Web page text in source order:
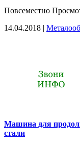
Повсеместно
14.04.2018 |
Машина для
стали